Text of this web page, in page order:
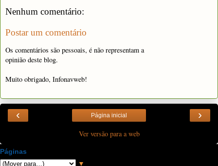
Nenhum comentário:
Postar um comentário
Os comentários são pessoais, é não representam a
opinião deste blog.
Muito obrigado, Infonavweb!
‹ ›
Página inicial
Ver versão para a web
Páginas
▼